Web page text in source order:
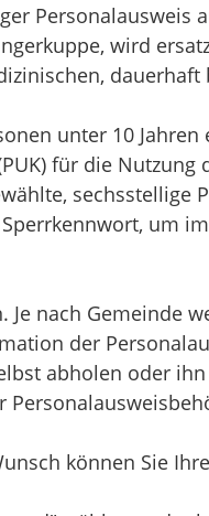
Personalausweis
wird
dauerhaft
unter 10
für die Nutzung
sechsstellige
um
Je nach Gemeinde
der
abholen oder
können Sie